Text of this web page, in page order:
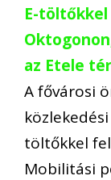
E-
az Etele
A fővárosi
töltőkkel
Mobilitási